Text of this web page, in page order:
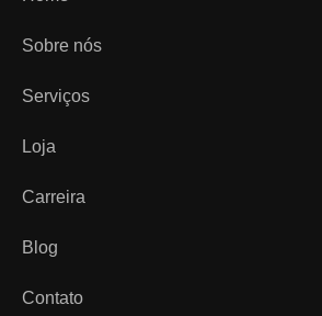
Sobre nós
Serviços
Loja
Carreira
Blog
Contato